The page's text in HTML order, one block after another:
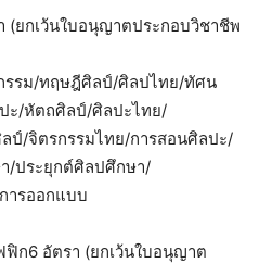
(ยกเว้นใบอนุญาตประกอบวิชาชีพ
รรม/ทฤษฎีศิลป์/ศิลปไทย/ทัศน
ะ/หัตถศิลป์/ศิลปะไทย/
/จิตรกรรมไทย/การสอนศิลปะ/
/ประยุกต์ศิลปศึกษา/
ารออกแบบ
ก6 อัตรา (ยกเว้นใบอนุญาต